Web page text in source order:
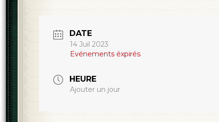
DATE
14 Juil 2023
Evénements éxpirés
HEURE
Ajouter un jour